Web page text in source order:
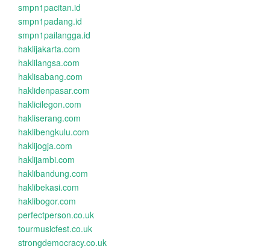
smpn1pacitan.id
smpn1padang.id
smpn1pailangga.id
haklijakarta.com
haklilangsa.com
haklisabang.com
haklidenpasar.com
haklicilegon.com
hakliserang.com
haklibengkulu.com
haklijogja.com
haklijambi.com
haklibandung.com
haklibekasi.com
haklibogor.com
perfectperson.co.uk
tourmusicfest.co.uk
strongdemocracy.co.uk